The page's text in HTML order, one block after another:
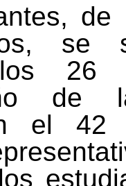
se
26
de
el